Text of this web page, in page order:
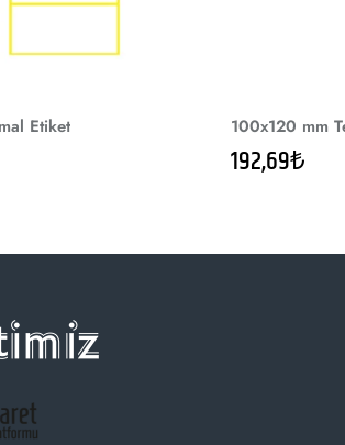
20 % ~85%
(U) x 60 mm ( G) x 54 mm (Y)
plastik
Etiket 100x120 mm
192,69₺